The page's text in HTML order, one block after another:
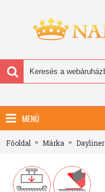
MENÜ
Főoldal Márka Dayliner